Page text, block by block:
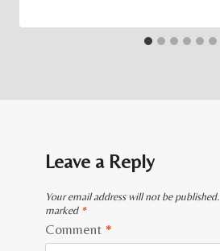
Leave a Reply
Your email address will not be published.
marked *
Comment *